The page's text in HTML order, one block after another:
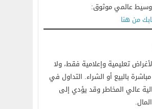
وسيط عالمي موثوق:
من هنا
تعليمية وإعلامية فقط، ولا
بالبيع أو الشراء. التداول في
عالي المخاطر وقد يؤدي إلى